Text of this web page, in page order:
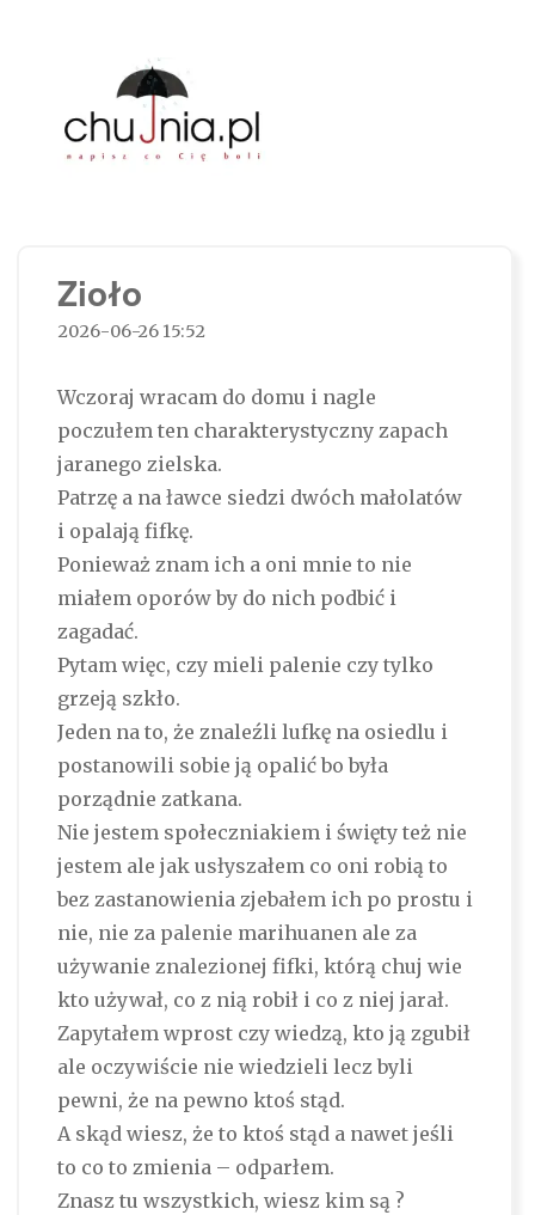
Zioło
2026-06-26 15:52
Wczoraj wracam do domu i nagle
poczułem ten charakterystyczny zapach
jaranego zielska.
Patrzę a na ławce siedzi dwóch małolatów
i opalają fifkę.
Ponieważ znam ich a oni mnie to nie
miałem oporów by do nich podbić i
zagadać.
Pytam więc, czy mieli palenie czy tylko
grzeją szkło.
Jeden na to, że znaleźli lufkę na osiedlu i
postanowili sobie ją opalić bo była
porządnie zatkana.
Nie jestem społeczniakiem i święty też nie
jestem ale jak usłyszałem co oni robią to
bez zastanowienia zjebałem ich po prostu i
nie, nie za palenie marihuanen ale za
używanie znalezionej fifki, którą chuj wie
kto używał, co z nią robił i co z niej jarał.
Zapytałem wprost czy wiedzą, kto ją zgubił
ale oczywiście nie wiedzieli lecz byli
pewni, że na pewno ktoś stąd.
A skąd wiesz, że to ktoś stąd a nawet jeśli
to co to zmienia – odparłem.
Znasz tu wszystkich, wiesz kim są ?